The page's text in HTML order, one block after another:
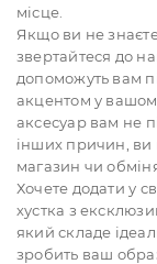
місце.
Якщо ви не
звертайтеся до
допоможуть вам
акцентом у
аксесуар вам не
інших причин, ви
магазин чи
Хочете додати у
хустка з
який складе
зробить ваш